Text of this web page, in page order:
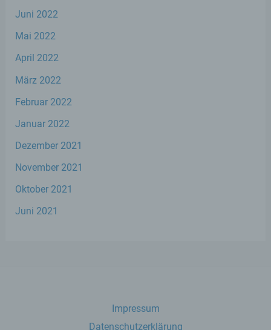
Juni 2022
Mai 2022
April 2022
März 2022
Februar 2022
Januar 2022
Dezember 2021
November 2021
Oktober 2021
Juni 2021
Impressum
Datenschutzerklärung
f) Pseudonymisierung
personenbezogener Daten in einer Weise,
ohne Hinzuziehung zusätzlicher
betroffenen Person zugeordnet werden
Informationen gesondert aufbewahrt
organisatorischen Maßnahmen unterliegen,
personenbezogenen Daten nicht einer
natürlichen Person zugewiesen werden.
oder andere Stelle, die allein oder
gemeinsam mit anderen über die Zwecke